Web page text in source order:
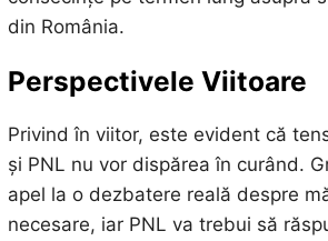
din România.
Perspectivele Viitoare
Privind în viitor, este evident că
și PNL nu vor dispărea în curând.
apel la o dezbatere reală despre
necesare, iar PNL va trebui să